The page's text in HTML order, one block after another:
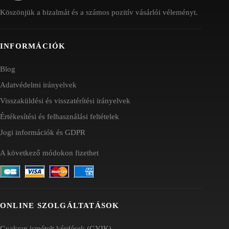
Köszönjük a bizalmát és a számos pozitív vásárlói véleményt.
INFORMÁCIÓK
Blog
Adatvédelmi irányelvek
Visszaküldési és visszatérítési irányelvek
Értékesítési és felhasználási feltételek
Jogi információk és GDPR
A következő módokon fizethet
ONLINE SZOLGÁLTATÁSOK